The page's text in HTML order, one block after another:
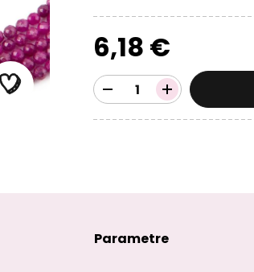
6,18 €
Parametre